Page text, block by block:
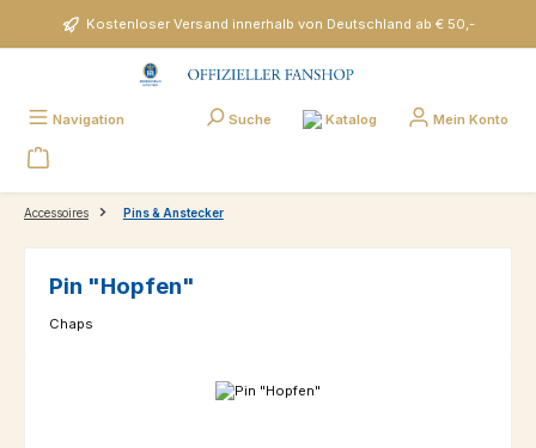
Zum Hauptinhalt springenKostenloser Versand innerhalb von Deutschland ab € 50,-
Navigation Suche Katalog Mein Konto
Accessoires Pins & Anstecker
Pin "Hopfen"
Chaps
Bildergalerie überspringen